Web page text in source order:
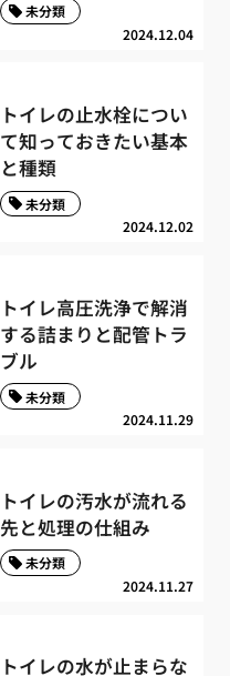
2024.12.04
未分類
トイレの止水栓につい
て知っておきたい基本
と種類
2024.12.02
未分類
トイレ高圧洗浄で解消
する詰まりと配管トラ
ブル
2024.11.29
未分類
トイレの汚水が流れる
先と処理の仕組み
2024.11.27
未分類
トイレの水が止まらな